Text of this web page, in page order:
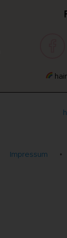
Impressum •